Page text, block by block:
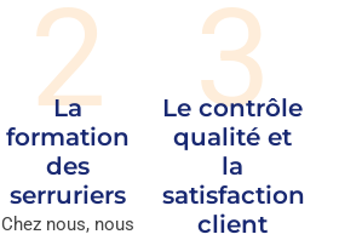
2
La
formation
des
serruriers
Chez nous, nous
3
Le contrôle
qualité et
la
satisfaction
client